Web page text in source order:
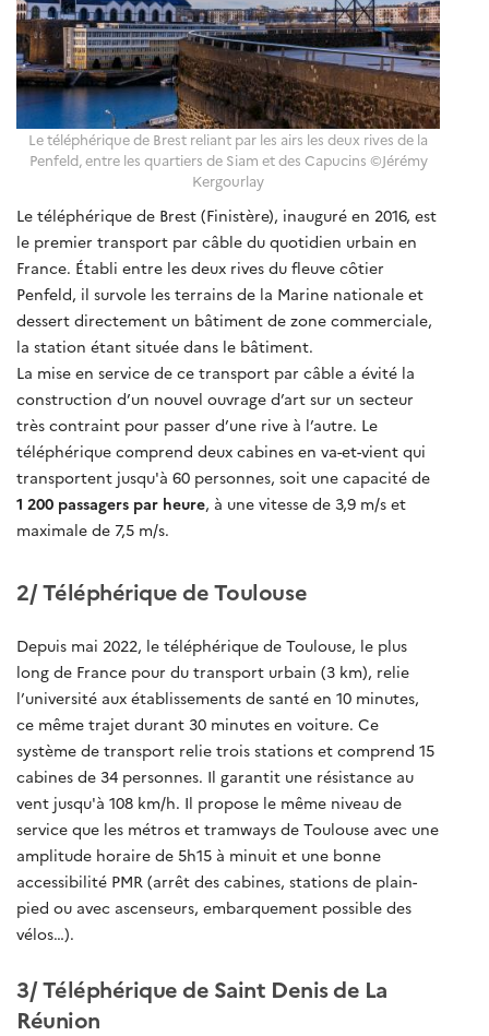
Le téléphérique de Brest reliant par les airs les deux rives de la
Penfeld, entre les quartiers de Siam et des Capucins ©Jérémy
Kergourlay
Le téléphérique de Brest (Finistère), inauguré en 2016, est
le premier transport par câble du quotidien urbain en
France. Établi entre les deux rives du fleuve côtier
Penfeld, il survole les terrains de la Marine nationale et
dessert directement un bâtiment de zone commerciale,
la station étant située dans le bâtiment.
La mise en service de ce transport par câble a évité la
construction d’un nouvel ouvrage d’art sur un secteur
très contraint pour passer d’une rive à l’autre. Le
téléphérique comprend deux cabines en va-et-vient qui
transportent jusqu'à 60 personnes, soit une capacité de
1 200 passagers par heure, à une vitesse de 3,9 m/s et
maximale de 7,5 m/s.
2/ Téléphérique de Toulouse
Depuis mai 2022, le téléphérique de Toulouse, le plus
long de France pour du transport urbain (3 km), relie
l’université aux établissements de santé en 10 minutes,
ce même trajet durant 30 minutes en voiture. Ce
système de transport relie trois stations et comprend 15
cabines de 34 personnes. Il garantit une résistance au
vent jusqu'à 108 km/h. Il propose le même niveau de
service que les métros et tramways de Toulouse avec une
amplitude horaire de 5h15 à minuit et une bonne
accessibilité PMR (arrêt des cabines, stations de plain-
pied ou avec ascenseurs, embarquement possible des
vélos…).
3/ Téléphérique de Saint Denis de La
Réunion